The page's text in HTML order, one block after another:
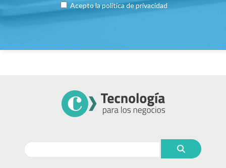
Acepto lapolítica de privacidad